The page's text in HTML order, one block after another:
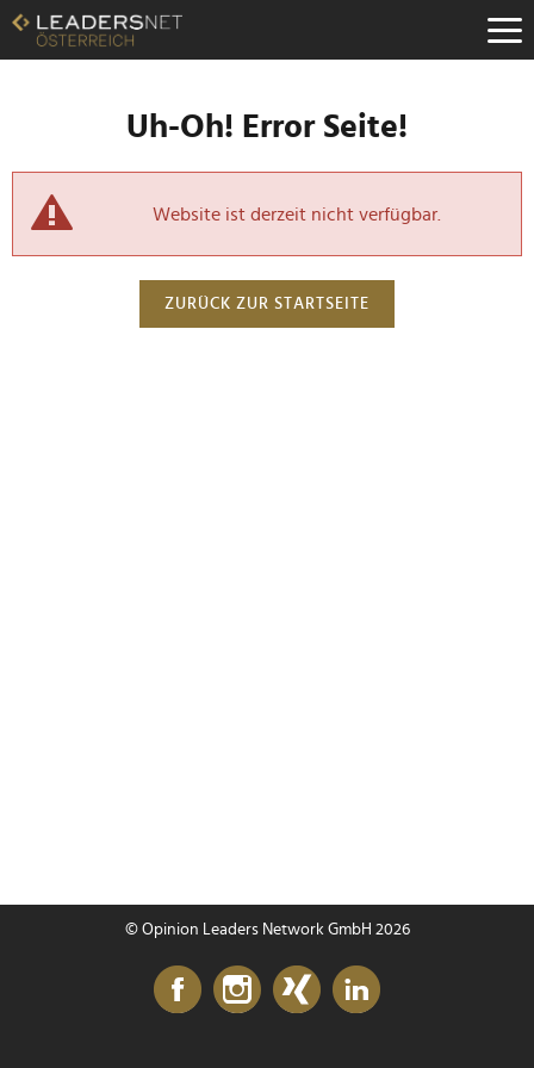
Uh-Oh! Error Seite!
Website ist derzeit nicht verfügbar.
ZURÜCK ZUR STARTSEITE
© Opinion Leaders Network GmbH 2026